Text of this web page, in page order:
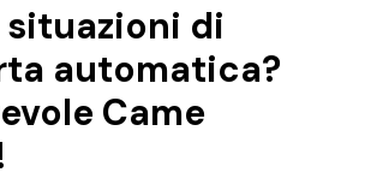
di
automatica?
Came